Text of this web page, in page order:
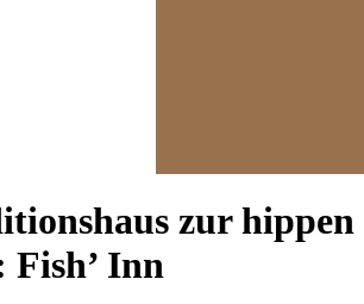
zur hippen
Fish’ Inn